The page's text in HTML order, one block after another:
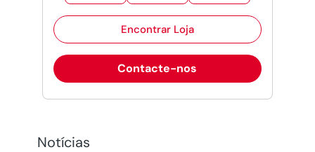
Encontrar Loja
Contacte-nos
Notícias